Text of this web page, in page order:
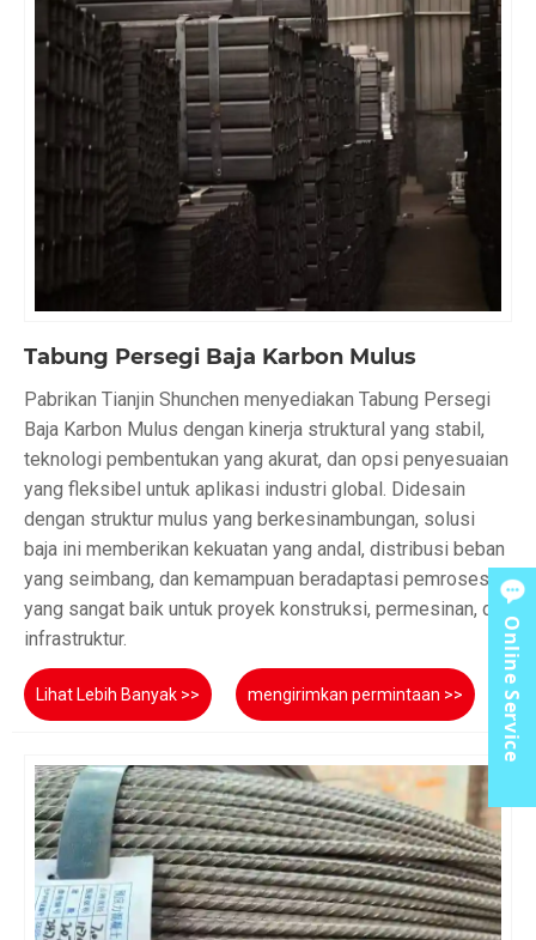
Tabung Persegi Baja Karbon Mulus
Pabrikan Tianjin Shunchen menyediakan Tabung Persegi
Baja Karbon Mulus dengan kinerja struktural yang stabil,
teknologi pembentukan yang akurat, dan opsi penyesuaian
yang fleksibel untuk aplikasi industri global. Didesain
dengan struktur mulus yang berkesinambungan, solusi
baja ini memberikan kekuatan yang andal, distribusi beban
yang seimbang, dan kemampuan beradaptasi pemrosesan
yang sangat baik untuk proyek konstruksi, permesinan, dan
infrastruktur.
Lihat Lebih Banyak >> mengirimkan permintaan >> Online Service